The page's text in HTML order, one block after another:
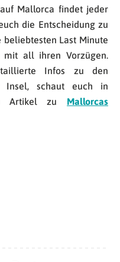
Mallorca findet jeder
die Entscheidung zu
Last Minute
mit all ihren Vorzügen.
Infos zu den
Insel, schaut euch in
Artikel zu Mallorcas